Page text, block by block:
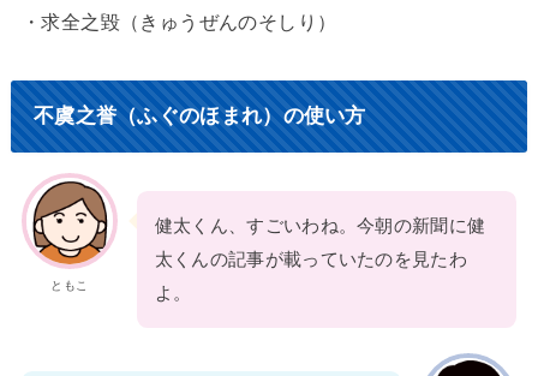
・求全之毀（きゅうぜんのそしり）
不虞之誉（ふぐのほまれ）の使い方
ともこ
健太くん、すごいわね。今朝の新聞に健
太くんの記事が載っていたのを見たわ
よ。